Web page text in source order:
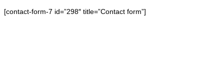
[contact-form-7 id=”298″ title=”Contact form”]